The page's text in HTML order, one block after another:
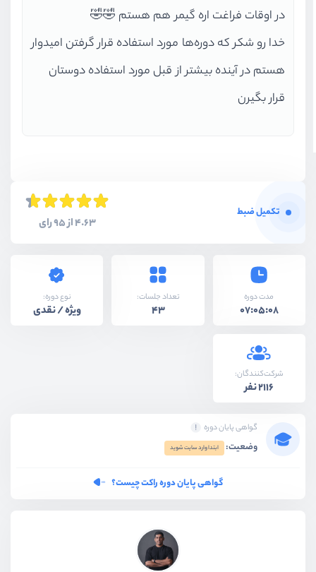
در اوقات فراغت اره گیمر هم هستم 🤣🤣
خدا رو شکر که دوره‌ها مورد استفاده قرار گرفتن امیدوار
هستم در آینده بیشتر از قبل مورد استفاده دوستان
قرار بگیرن
تکمیل ضبط
4.63 از 95 رای
مدت دوره
07:05:08
تعداد جلسات:
43
نوع دوره:
ویژه / نقدی
شرکت‌کنندگان:
2116 نفر
گواهی پایان دوره
وضعیت: ابتدا وارد سایت شوید
گواهی پایان دوره راکت چیست؟